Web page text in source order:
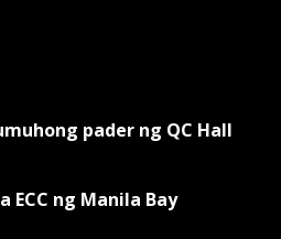
pader ng QC Hall
ECC ng Manila Bay